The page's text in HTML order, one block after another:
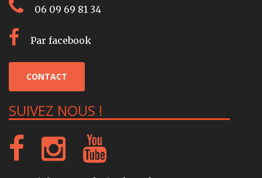
06 09 69 81 34
Par facebook
CONTACT
SUIVEZ NOUS !